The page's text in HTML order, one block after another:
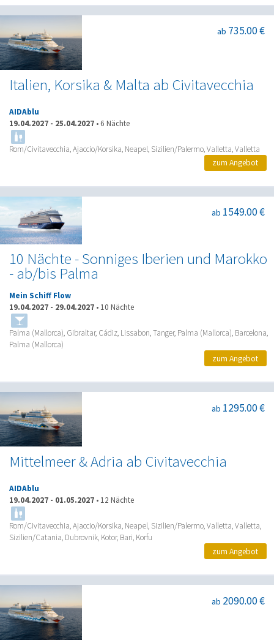
Italien, Korsika & Malta ab Civitavecchia
ab 735.00 €
AIDAblu
19.04.2027 - 25.04.2027 • 6 Nächte
Rom/Civitavecchia, Ajaccio/Korsika, Neapel, Sizilien/Palermo, Valletta, Valletta
zum Angebot
10 Nächte - Sonniges Iberien und Marokko
- ab/bis Palma
ab 1549.00 €
Mein Schiff Flow
19.04.2027 - 29.04.2027 • 10 Nächte
Palma (Mallorca), Gibraltar, Cádiz, Lissabon, Tanger, Palma (Mallorca), Barcelona,
Palma (Mallorca)
zum Angebot
Mittelmeer & Adria ab Civitavecchia
ab 1295.00 €
AIDAblu
19.04.2027 - 01.05.2027 • 12 Nächte
Rom/Civitavecchia, Ajaccio/Korsika, Neapel, Sizilien/Palermo, Valletta, Valletta,
Sizilien/Catania, Dubrovnik, Kotor, Bari, Korfu
zum Angebot
ab 2090.00 €